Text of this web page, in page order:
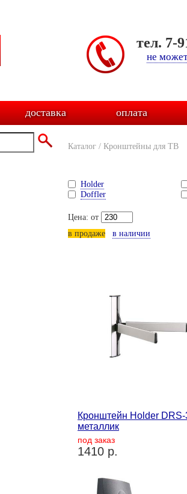
тел. 7-
не
доставка оплата
Каталог / Кронштейны для ТВ
Holder
Doffler
Цена: от
в продаже
в наличии
Кронштейн Holder
металлик
под заказ
1410 р.